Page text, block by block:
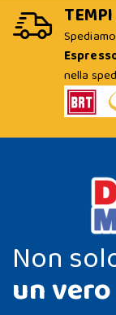
nella
Non
un